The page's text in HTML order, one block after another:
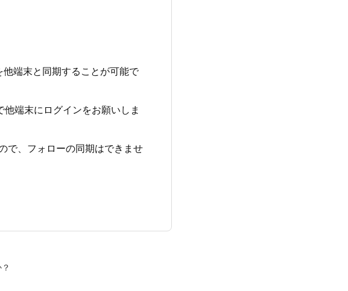
端末と同期することが可能で
端末にログインをお願いしま
で、フォローの同期はできませ